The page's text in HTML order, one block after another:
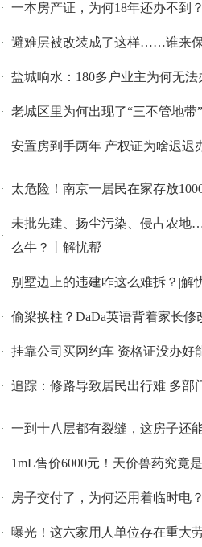
· 一本房产证，为何18年还办不到
· 避难层被改装成了这样……谁来
· 盐城响水：180多户业主为何无
· 老城区里为何出现了“三不管地带
· 安置房到手两年 产权证为啥迟迟
· 太危险！南京一居民在家存放
·
未批先建、扬尘污染、侵占农
么牛？丨解忧帮
· 别墅边上的违建咋这么难拆？|解
· 偷梁换柱？DaDa英语背着家长修
· 挂靠公司买网约车 资格证没办好
· 追踪：修路导致居民出行难 多部
· 一到十八层都有裂缝，这房子还
· 1mL售价6000元！天价兽药究竟
· 房子交付了，为何还用着临时电
· 曝光！这六家用人单位存在重大